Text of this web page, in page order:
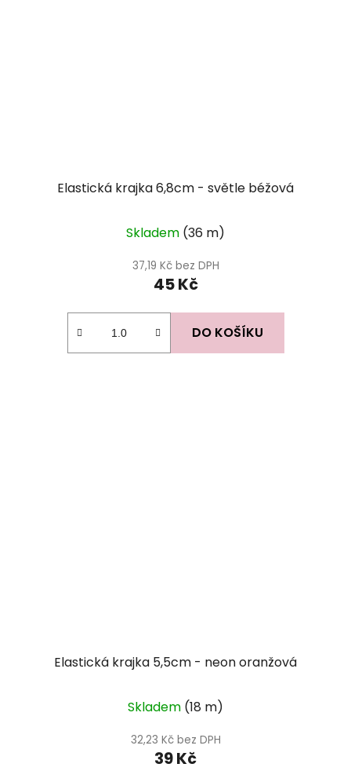
Elastická krajka 6,8cm - světle béžová
Skladem (36 m)
37,19 Kč bez DPH
45 Kč
DO KOŠÍKU
Elastická krajka 5,5cm - neon oranžová
Skladem (18 m)
32,23 Kč bez DPH
39 Kč